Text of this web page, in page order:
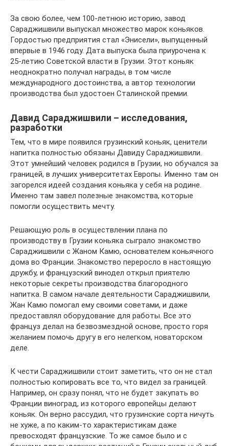
За свою более, чем 100-летнюю историю, завод
Сараджишвили выпускал множество марок коньяков.
Гордостью предприятия стал «Энисели», выпущенный
впервые в 1946 году. Дата выпуска была приурочена к
25-летию Советской власти в Грузии. Этот коньяк
неоднократно получал награды, в том числе
международного достоинства, а автор технологии
производства был удостоен Сталинской премии.
Давид Сараджишвили – исследования,
разработки
Тем, что в мире появился грузинский коньяк, ценители
напитка полностью обязаны Давиду Сараджишвили.
Этот умнейший человек родился в Грузии, но обучался за
границей, в лучших университетах Европы. Именно там он
загорелся идеей создания коньяка у себя на родине.
Именно там завел полезные знакомства, которые
помогли осуществить мечту.
Решающую роль в осуществлении плана по
производству в Грузии коньяка сыграло знакомство
Сараджишвили с Жаном Камю, основателем коньячного
дома во Франции. Знакомство переросло в настоящую
дружбу, и французский винодел открыл приятелю
некоторые секреты производства благородного
напитка. В самом начале деятельности Сараджишвили,
Жан Камю помогал ему своими советами, и даже
предоставлял оборудование для работы. Все это
француз делал на безвозмездной основе, просто горя
желанием помочь другу в его нелегком, новаторском
деле.
К чести Сараджишвили стоит заметить, что он не стал
полностью копировать все то, что видел за границей.
Например, он сразу понял, что не будет закупать во
Франции виноград, из которого европейцы делают
коньяк. Он верно рассудил, что грузинские сорта ничуть
не хуже, а по каким-то характеристикам даже
превосходят французские. То же самое было и с